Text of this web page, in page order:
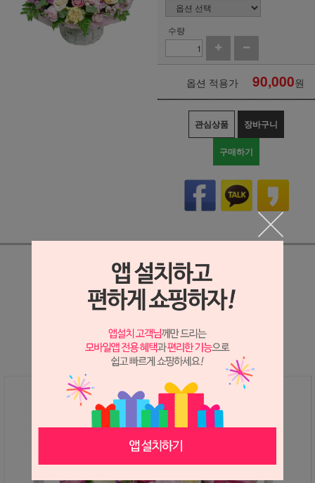
수량
옵션 적용가 90,000원
관심상품 장바구니
구매하기
상세정보 새창 열기